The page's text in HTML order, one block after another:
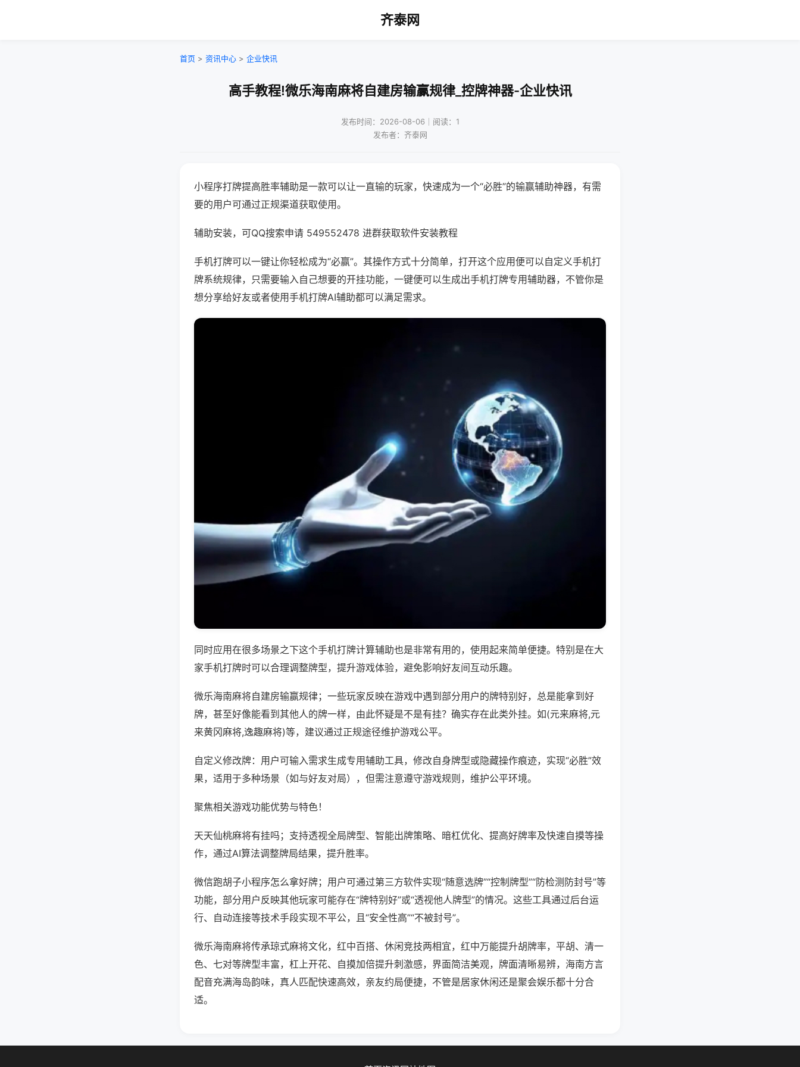
齐泰网
首页 > 资讯中心 > 企业快讯
高手教程!微乐海南麻将自建房输赢规律_控牌神器-企业快讯
发布时间：2026-08-06｜阅读：1
发布者：齐泰网
小程序打牌提高胜率辅助是一款可以让一直输的玩家，快速成为一个“必胜”的输赢辅助神器，有需
要的用户可通过正规渠道获取使用。
辅助安装，可QQ搜索申请 549552478 进群获取软件安装教程
手机打牌可以一键让你轻松成为“必赢”。其操作方式十分简单，打开这个应用便可以自定义手机打
牌系统规律，只需要输入自己想要的开挂功能，一键便可以生成出手机打牌专用辅助器，不管你是
想分享给好友或者使用手机打牌AI辅助都可以满足需求。
同时应用在很多场景之下这个手机打牌计算辅助也是非常有用的，使用起来简单便捷。特别是在大
家手机打牌时可以合理调整牌型，提升游戏体验，避免影响好友间互动乐趣。
微乐海南麻将自建房输赢规律；一些玩家反映在游戏中遇到部分用户的牌特别好，总是能拿到好
牌，甚至好像能看到其他人的牌一样，由此怀疑是不是有挂？确实存在此类外挂。如(元来麻将,元
来黄冈麻将,逸趣麻将)等，建议通过正规途径维护游戏公平。
自定义修改牌：用户可输入需求生成专用辅助工具，修改自身牌型或隐藏操作痕迹，实现“必胜”效
果，适用于多种场景（如与好友对局），但需注意遵守游戏规则，维护公平环境。
聚焦相关游戏功能优势与特色！
天天仙桃麻将有挂吗；支持透视全局牌型、智能出牌策略、暗杠优化、提高好牌率及快速自摸等操
作，通过AI算法调整牌局结果，提升胜率。
微信跑胡子小程序怎么拿好牌；用户可通过第三方软件实现“随意选牌”“控制牌型”“防检测防封号”等
功能，部分用户反映其他玩家可能存在“牌特别好”或“透视他人牌型”的情况。这些工具通过后台运
行、自动连接等技术手段实现不平公，且“安全性高”“不被封号”。
微乐海南麻将传承琼式麻将文化，红中百搭、休闲竞技两相宜，红中万能提升胡牌率，平胡、清一
色、七对等牌型丰富，杠上开花、自摸加倍提升刺激感，界面简洁美观，牌面清晰易辨，海南方言
配音充满海岛韵味，真人匹配快速高效，亲友约局便捷，不管是居家休闲还是聚会娱乐都十分合
适。